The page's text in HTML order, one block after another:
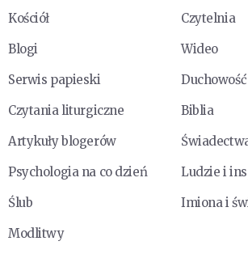
Kościół
Czytelnia
Blogi
Wideo
Serwis papieski
Duchowość
Czytania liturgiczne
Biblia
Artykuły blogerów
Psychologia na co dzień
Ludzie i
Ślub
Imiona i
Modlitwy